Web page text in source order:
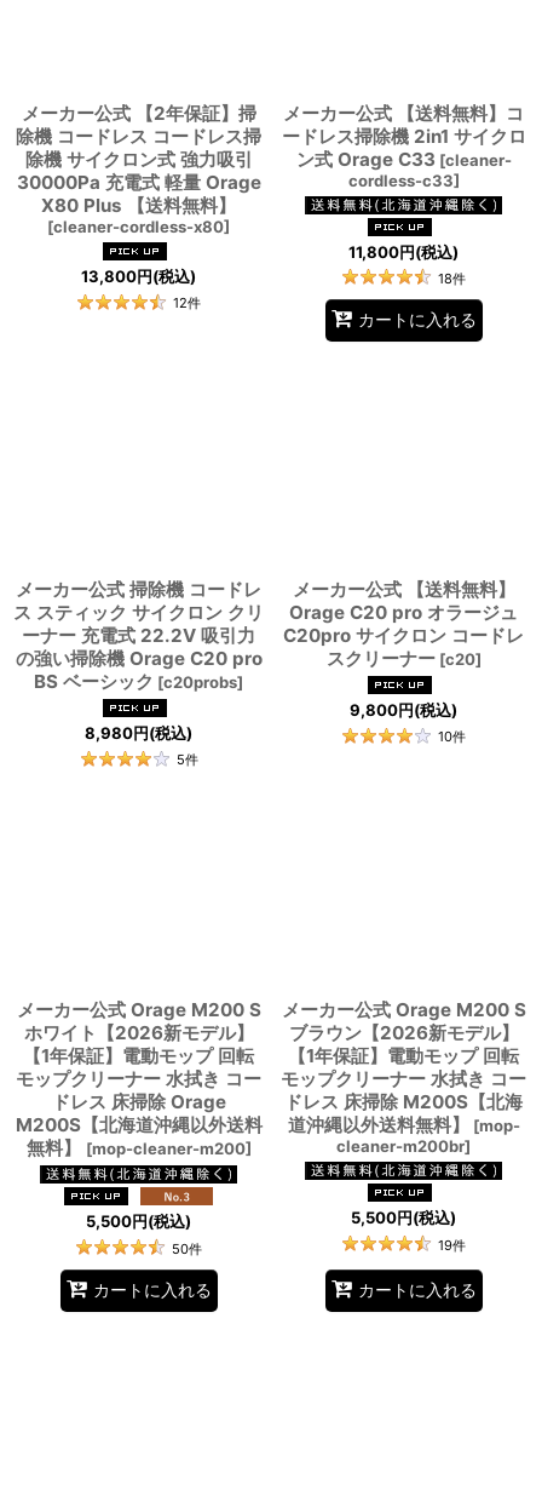
メーカー公式 【2年保証】掃
除機 コードレス コードレス掃
除機 サイクロン式 強力吸引
30000Pa 充電式 軽量 Orage
X80 Plus 【送料無料】
[cleaner-cordless-x80]
13,800円(税込)
12件
メーカー公式 【送料無料】コ
ードレス掃除機 2in1 サイクロ
ン式 Orage C33 [cleaner-
cordless-c33]
11,800円(税込)
18件
カートに入れる
メーカー公式 掃除機 コードレ
ス スティック サイクロン クリ
ーナー 充電式 22.2V 吸引力
の強い掃除機 Orage C20 pro
BS ベーシック [c20probs]
8,980円(税込)
5件
メーカー公式 【送料無料】
Orage C20 pro オラージュ
C20pro サイクロン コードレ
スクリーナー [c20]
9,800円(税込)
10件
メーカー公式 Orage M200 S
ホワイト【2026新モデル】
【1年保証】電動モップ 回転
モップクリーナー 水拭き コー
ドレス 床掃除 Orage
M200S【北海道沖縄以外送料
無料】
[mop-cleaner-m200]
5,500円(税込)
50件
カートに入れる
メーカー公式 Orage M200 S
ブラウン【2026新モデル】
【1年保証】電動モップ 回転
モップクリーナー 水拭き コー
ドレス 床掃除 M200S【北海
道沖縄以外送料無料】
[mop-
cleaner-m200br]
5,500円(税込)
19件
カートに入れる